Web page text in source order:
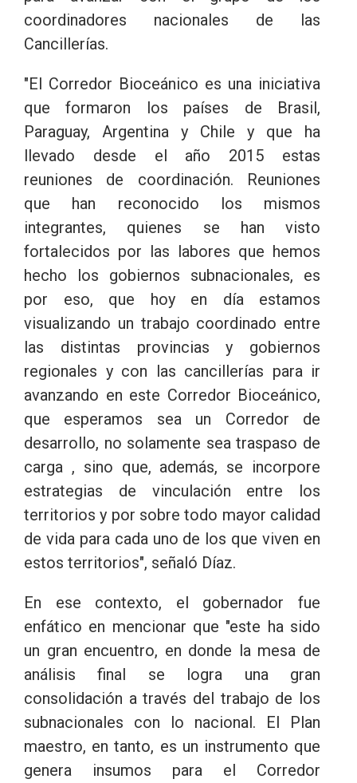
coordinadores nacionales de las
Cancillerías.
"El Corredor Bioceánico es una iniciativa
que formaron los países de Brasil,
Paraguay, Argentina y Chile y que ha
llevado desde el año 2015 estas
reuniones de coordinación. Reuniones
que han reconocido los mismos
integrantes, quienes se han visto
fortalecidos por las labores que hemos
hecho los gobiernos subnacionales, es
por eso, que hoy en día estamos
visualizando un trabajo coordinado entre
las distintas provincias y gobiernos
regionales y con las cancillerías para ir
avanzando en este Corredor Bioceánico,
que esperamos sea un Corredor de
desarrollo, no solamente sea traspaso de
carga , sino que, además, se incorpore
estrategias de vinculación entre los
territorios y por sobre todo mayor calidad
de vida para cada uno de los que viven en
estos territorios", señaló Díaz.
En ese contexto, el gobernador fue
enfático en mencionar que "este ha sido
un gran encuentro, en donde la mesa de
análisis final se logra una gran
consolidación a través del trabajo de los
subnacionales con lo nacional. El Plan
maestro, en tanto, es un instrumento que
genera insumos para el Corredor